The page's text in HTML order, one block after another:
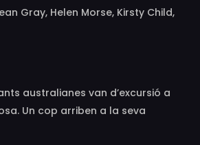
Gray, Helen Morse, Kirsty Child,
Jacki Weaver, Anne-Louise
Jane Vallis, Christine Schuler,
Mason, Jenny Lovell, Janet
Jarratt, Frank Gunnell, Vivienne
Melinda Cardwell, Annabel
Lindy O'Connell, Verity Smith,
australianes van d’excursió a
Un cop arriben a la seva
i una professora desapareixen